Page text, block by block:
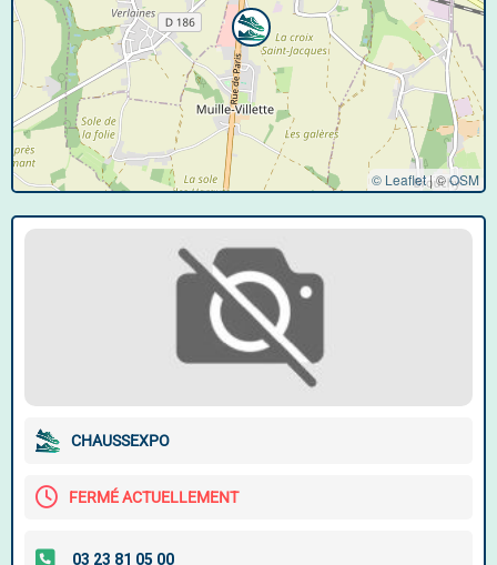
© Leaflet|©OSM
CHAUSSEXPO
FERMÉ ACTUELLEMENT